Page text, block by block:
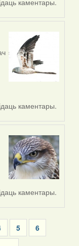
каментары.
каментары.
каментары.
Page
5 Page
6